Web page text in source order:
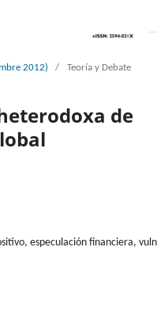
2012)
/ Teoría y Debate
de
especulación financiera,